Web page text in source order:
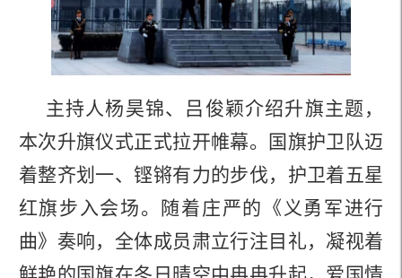
主持人杨昊锦、吕俊颖介绍升旗主题，
本次升旗仪式正式拉开帷幕。
国旗护卫队迈
着整齐划一、铿锵有力的步伐，护卫着五星
红旗步入会场。
随着庄严的《义勇军进行
曲》奏响，全体成员肃立行注目礼，凝视着